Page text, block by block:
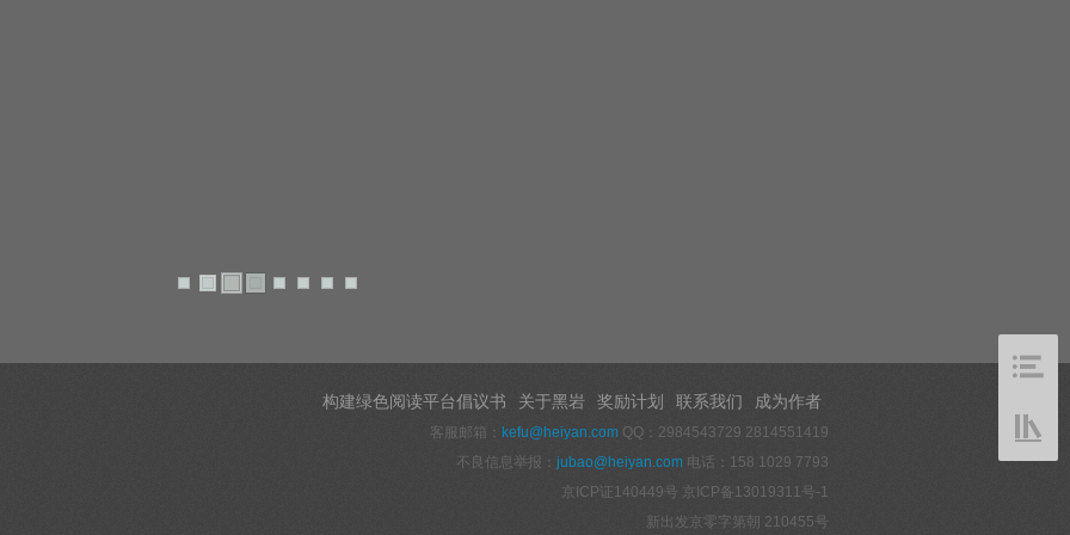
构建绿色阅读平台倡议书 关于黑岩 奖励计划 联系我们 成为作者
客服邮箱： kefu@heiyan.com QQ：2984543729 2814551419
不良信息举报： jubao@heiyan.com 电话：158 1029 7793
京ICP证140449号 京ICP备13019311号-1
新出发京零字第朝 210455号